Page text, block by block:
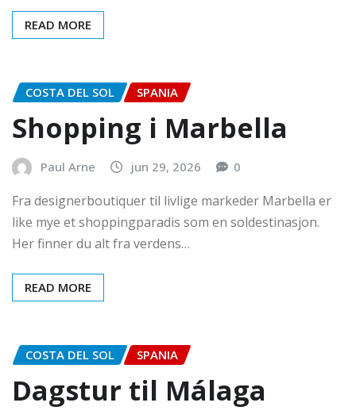
READ MORE
COSTA DEL SOL SPANIA
Shopping i Marbella
Paul Arne jun 29, 2026 0
Fra designerboutiquer til livlige markeder Marbella er
like mye et shoppingparadis som en soldestinasjon.
Her finner du alt fra verdens…
READ MORE
COSTA DEL SOL SPANIA
Dagstur til Málaga